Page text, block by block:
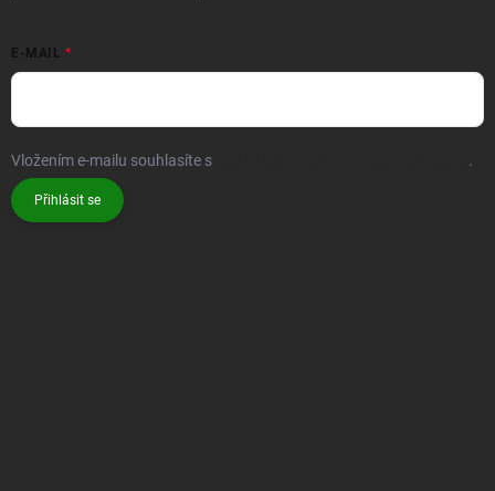
E-MAIL
Vložením e-mailu souhlasíte s .
Přihlásit se